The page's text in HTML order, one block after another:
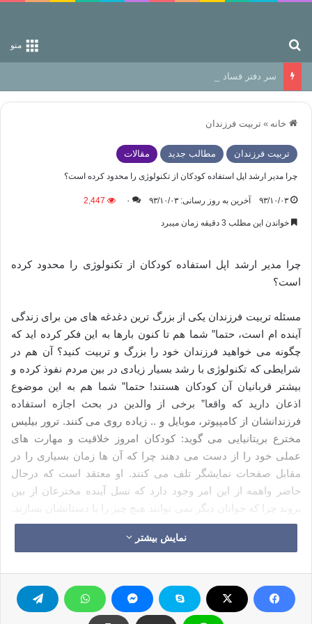
منو
سر دفتر فساد در زمین‌، دوری وکناره‌گیری از راه خداست‌!
خانه » تربیت فرزندان
تربیت فرزندان مطالب جدید مقالات
چرا مدیر ارشد اپل استفاده کودکان از تکنولوژی را محدود کرده است؟
۹۳/۱۰/۰۳ آخرین به روز رسانی: ۹۳/۱۰/۰۳ ۰ 2,447
خواندن این مطلب 3 دقیقه زمان میبرد
چرا مدیر ارشد اپل استفاده کودکان از تکنولوژی را محدود کرده
است؟
مسئله تربیت فرزندان یکی از بزرگ ترین دغدغه های من برای زندگی
آینده ام است، حتما” شما هم تا کنون بارها به این فکر کرده اید که
چگونه می خواهید فرزندان خود را بزرگ و تربیت کنید؟ آن هم در
شرایطی که تکنولوژی با رشد بسیار زیادی در بین مردم نفوذ کرده و
بیشتر قربانیان آن کودکان هستند! حتما” شما هم به این موضوع
اذعان دارید که واقعا” برخی از والدین در بحث اجازه استفاده
فرزندانشان از کامپیوتر، موبایل و .. زیاده روی می کنند. ترور بیلیس
مخترع بریتانیایی می گوید: کودکان امروز خلاقیت و مهارت های
عملی خود را از دست می دهند چرا که آن ها زمان بسیاری را در
مقابل صفحات نمایشگر تلف می کنند. او معتقد است که درحال
حاضر واهمه از این امر وجود دارد که نسل آینده مخترعان از بین
بروند چرا که جوانان دیگر نمی توانند هیچ چیز را با دستانشان بسازند.
او اسم کودکان امروز را کودکان نسل گوگل عنوان کرده و می گوید
کودکان نسل گوگل مغز مرده هستند.
چرا اتسیو جابز کودکانش را در استفاده تکنولوژی محدود کرده بود؟
اما اگر عقیده استیو جابز را نیز در این خصوص بدانید، شاید تعجب
کنید! استیو جابز در رابطه با این مسئله، موضع گیری محکمی داشت
نمایش بیشتر